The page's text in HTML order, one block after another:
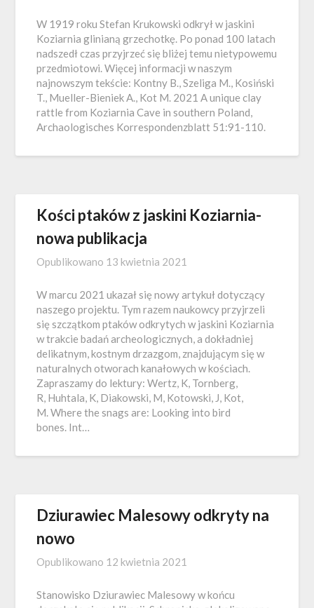
W 1919 roku Stefan Krukowski odkrył w jaskini
Koziarnia glinianą grzechotkę. Po ponad 100 latach
nadszedł czas przyjrzeć się bliżej temu nietypowemu
przedmiotowi. Więcej informacji w naszym
najnowszym tekście: Kontny B., Szeliga M., Kosiński
T., Mueller-Bieniek A., Kot M. 2021 A unique clay
rattle from Koziarnia Cave in southern Poland,
Archaologisches Korrespondenzblatt 51:91-110.
Kości ptaków z jaskini Koziarnia-
nowa publikacja
Opublikowano 13 kwietnia 2021
W marcu 2021 ukazał się nowy artykuł dotyczący
naszego projektu. Tym razem naukowcy przyjrzeli
się szczątkom ptaków odkrytych w jaskini Koziarnia
w trakcie badań archeologicznych, a dokładniej
delikatnym, kostnym drzazgom, znajdującym się w
naturalnych otworach kanałowych w kościach.
Zapraszamy do lektury: Wertz, K, Tornberg,
R, Huhtala, K, Diakowski, M, Kotowski, J, Kot,
M. Where the snags are: Looking into bird
bones. Int…
Dziurawiec Malesowy odkryty na
nowo
Opublikowano 12 kwietnia 2021
Stanowisko Dziurawiec Malesowy w końcu